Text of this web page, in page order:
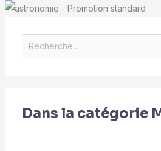
Dans la catégorie